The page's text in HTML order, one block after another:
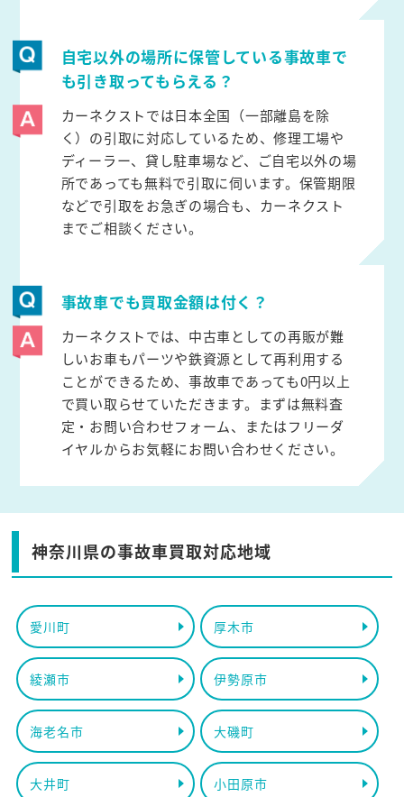
自宅以外の場所に保管している事故車で
も引き取ってもらえる？
カーネクストでは日本全国（一部離島を除
く）の引取に対応しているため、修理工場や
ディーラー、貸し駐車場など、ご自宅以外の場
所であっても無料で引取に伺います。保管期限
などで引取をお急ぎの場合も、カーネクスト
までご相談ください。
事故車でも買取金額は付く？
カーネクストでは、中古車としての再販が難
しいお車もパーツや鉄資源として再利用する
ことができるため、事故車であっても0円以上
で買い取らせていただきます。まずは無料査
定・お問い合わせフォーム、またはフリーダ
イヤルからお気軽にお問い合わせください。
神奈川県の事故車買取対応地域
愛川町 厚木市
綾瀬市 伊勢原市
海老名市 大磯町
大井町 小田原市